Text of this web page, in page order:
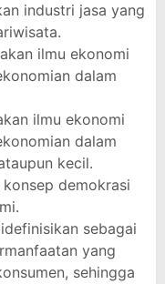
industri jasa yang
ilmu ekonomi
dalam
ilmu ekonomi
dalam
kecil.
demokrasi
sebagai
yang
sehingga